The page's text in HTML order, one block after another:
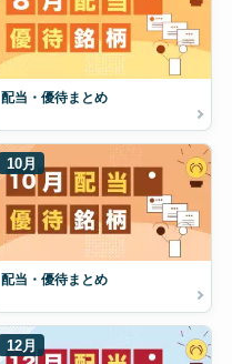
配当・優待まとめ
10月
配当・優待まとめ
12月